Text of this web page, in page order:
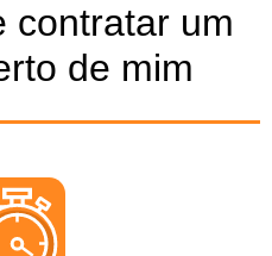
contratar um
de mim